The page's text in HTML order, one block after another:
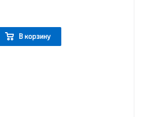
В корзину